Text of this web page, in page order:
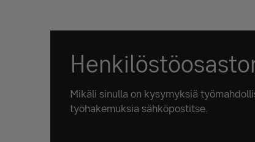
Mikäli sinulla on kysymyksiä
työhakemuksia sähköpostitse.